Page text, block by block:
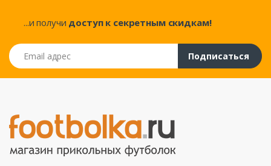
...и получи доступ к секретным скидкам!
Email адрес
Подписаться